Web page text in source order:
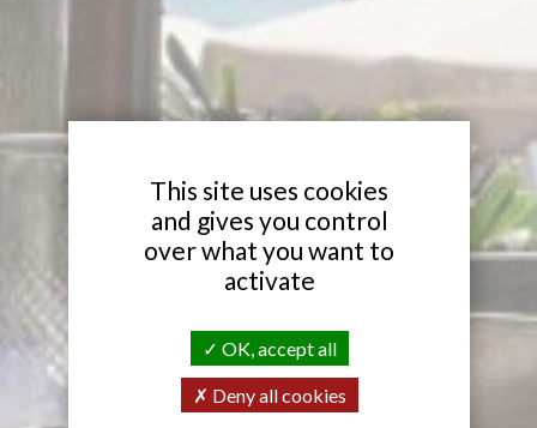
This site uses cookies
and gives you control
over what you want to
activate
OK, accept all
Deny all cookies